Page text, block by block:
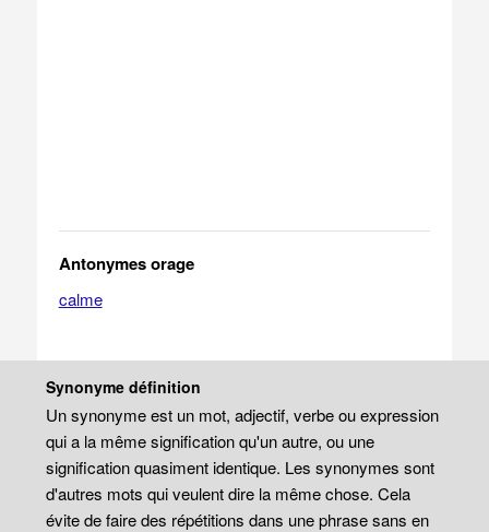
Antonymes orage
calme
Synonyme définition
Un synonyme est un mot, adjectif, verbe ou expression
qui a la même signification qu'un autre, ou une
signification quasiment identique. Les synonymes sont
d'autres mots qui veulent dire la même chose. Cela
évite de faire des répétitions dans une phrase sans en